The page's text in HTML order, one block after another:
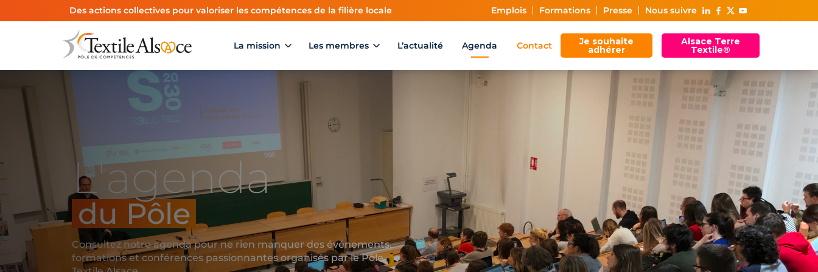
Des actions collectives pour valoriser les compétences de la filière locale Emplois Formations Presse Nous suivre
La mission Les membres L’actualité Agenda Contact Je souhaite
adhérer
Alsace Terre
Textile®
L'agenda
du Pôle
Consultez notre agenda pour ne rien manquer des événements,
formations et conférences passionnantes organisés par le Pôle
Panneau de gestion des cookies